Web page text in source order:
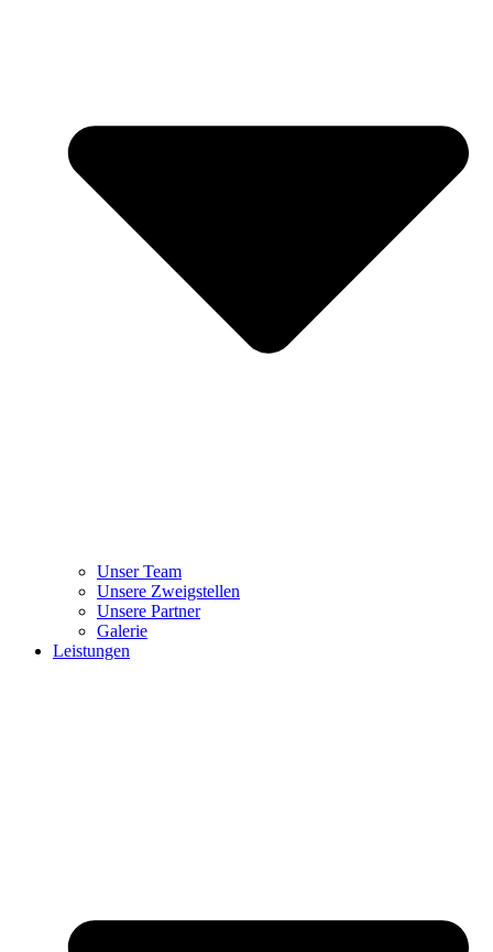
Unser Team
Unsere Zweigstellen
Unsere Partner
Galerie
Leistungen